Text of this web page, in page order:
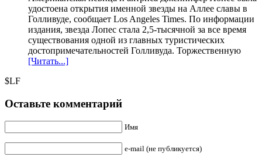
удостоена открытия именной звезды на Аллее славы в
Голливуде, сообщает Los Angeles Times. По информации
издания, звезда Лопес стала 2,5-тысячной за все время
существования одной из главных туристических
достопримечательностей Голливуда. Торжественную
[Читать...]
$LF
Оставьте комментарий
Имя
e-mail (не публикуется)